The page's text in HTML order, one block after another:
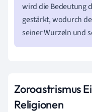
wird die Bedeutung
gestärkt, wodurch
seiner Wurzeln und
Zoroastrismus
Religionen